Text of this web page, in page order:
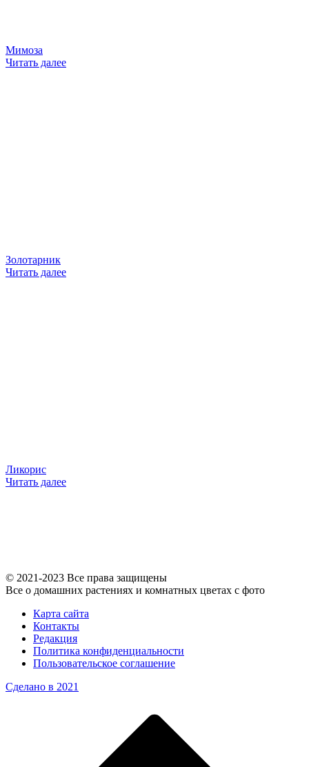
Мимоза
Читать далее
Золотарник
Читать далее
Ликорис
Читать далее
© 2021-2023 Все права защищены
Все о домашних растениях и комнатных цветах с фото
Карта сайта
Контакты
Редакция
Политика конфиденциальности
Пользовательское соглашение
Сделано в 2021